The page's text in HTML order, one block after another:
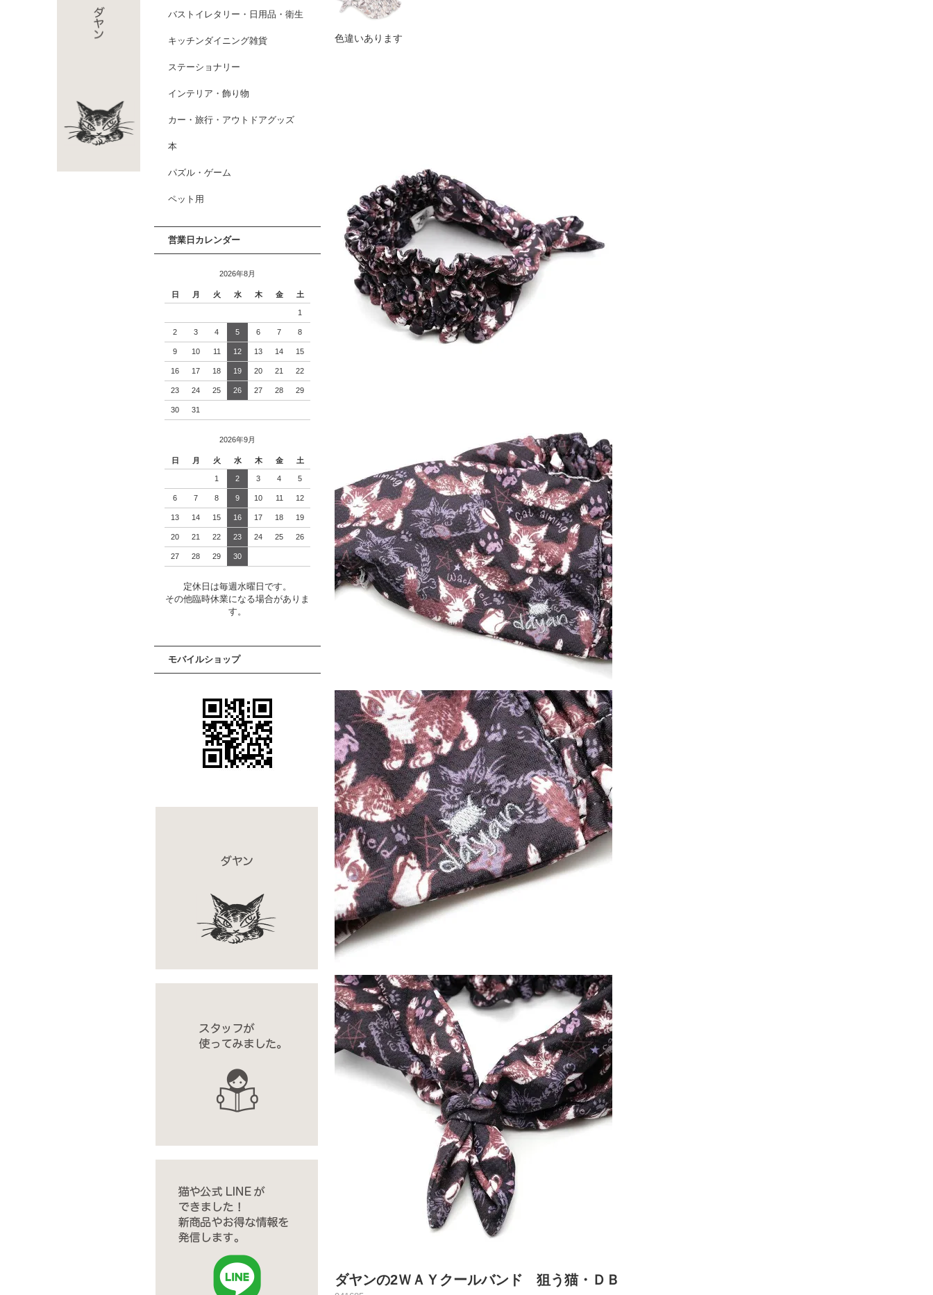
色違いあります
ダヤンの2ＷＡＹクールバンド 狙う猫・ＤＢ
バストイレタリー・日用品・衛生
キッチンダイニング雑貨
ステーショナリー
インテリア・飾り物
カー・旅行・アウトドアグッズ
本
パズル・ゲーム
ペット用
営業日カレンダー
2026年8月
日 月 火 水 木 金 土
1
2 3 4 5 6 7 8
9 10 11 12 13 14 15
16 17 18 19 20 21 22
23 24 25 26 27 28 29
30 31
2026年9月
日 月 火 水 木 金 土
1 2 3 4 5
6 7 8 9 10 11 12
13 14 15 16 17 18 19
20 21 22 23 24 25 26
27 28 29 30
定休日は毎週水曜日です。
その他臨時休業になる場合がありま
す。
モバイルショップ